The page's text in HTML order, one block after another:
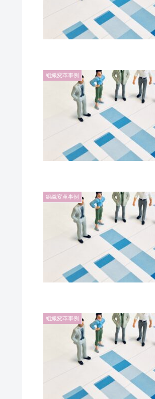
組織変革事例
組織変革事例
組織変革事例